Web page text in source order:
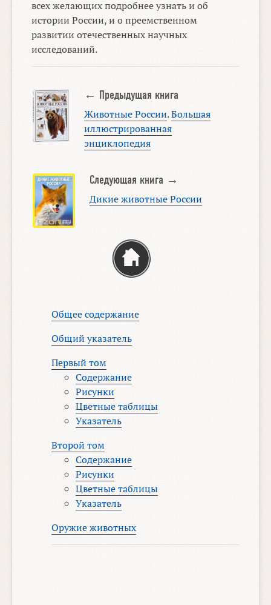
всех желающих подробнее узнать и об
истории России, и о преемственном
развитии отечественных научных
исследований.
← Предыдущая книга
Животные России.Большая
иллюстрированная
энциклопедия
Следующая книга →
Дикие животные России
Общее содержание
Общий указатель
Первый том
Содержание
Рисунки
Цветные таблицы
Указатель
Второй том
Содержание
Рисунки
Цветные таблицы
Указатель
Оружие животных